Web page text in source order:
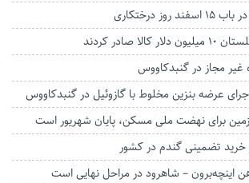
درختکاری
صادر کردند
عرضه بنزین مخلوط با گازوئیل در گنبدکاووس
برای نهضت ملی مسکن، پایان شهریور است
خرید تضمینی گندم در کشور
اینچه‌برون – شاهرود در مراحل نهایی است